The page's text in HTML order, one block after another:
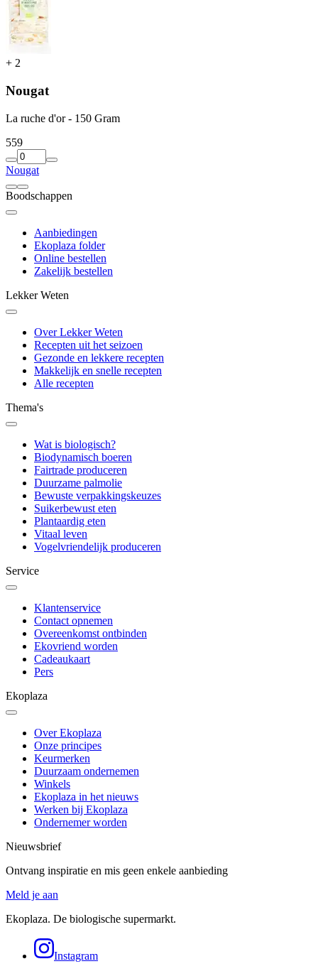
+ 2
Nougat
La ruche d'or - 150 Gram
559
Nougat
Boodschappen
Aanbiedingen
Ekoplaza folder
Online bestellen
Zakelijk bestellen
Lekker Weten
Over Lekker Weten
Recepten uit het seizoen
Gezonde en lekkere recepten
Makkelijk en snelle recepten
Alle recepten
Thema's
Wat is biologisch?
Biodynamisch boeren
Fairtrade produceren
Duurzame palmolie
Bewuste verpakkingskeuzes
Suikerbewust eten
Plantaardig eten
Vitaal leven
Vogelvriendelijk produceren
Service
Klantenservice
Contact opnemen
Overeenkomst ontbinden
Ekovriend worden
Cadeaukaart
Pers
Ekoplaza
Over Ekoplaza
Onze principes
Keurmerken
Duurzaam ondernemen
Winkels
Ekoplaza in het nieuws
Werken bij Ekoplaza
Ondernemer worden
Nieuwsbrief
Ontvang inspiratie en mis geen enkele aanbieding
Meld je aan
Ekoplaza. De biologische supermarkt.
Instagram